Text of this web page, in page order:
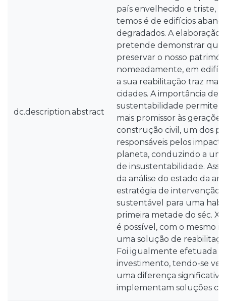
dc.description.abstract
país envelhecido e triste,
temos é de edifícios
degradados. A elaboração
pretende demonstrar
preservar o nosso
nomeadamente, em
a sua reabilitação traz
cidades. A importância de
sustentabilidade permite
mais promissor às
construção civil, um dos
responsáveis pelos
planeta, conduzindo a
de insustentabilidade.
da análise do estado da
estratégia de intervenção
sustentável para uma
primeira metade do séc.
é possível, com o mesmo
uma solução de
Foi igualmente efetuada
investimento, tendo-se
uma diferença
implementam soluções